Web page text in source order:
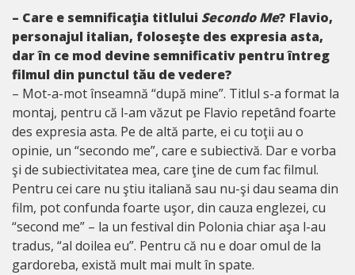
– Care e semnificaţia titlului Secondo Me? Flavio,
personajul italian, foloseşte des expresia asta,
dar în ce mod devine semnificativ pentru întreg
filmul din punctul tău de vedere?
– Mot-a-mot înseamnă “după mine”. Titlul s-a format la
montaj, pentru că l-am văzut pe Flavio repetând foarte
des expresia asta. Pe de altă parte, ei cu toţii au o
opinie, un “secondo me”, care e subiectivă. Dar e vorba
şi de subiectivitatea mea, care ţine de cum fac filmul.
Pentru cei care nu ştiu italiană sau nu-şi dau seama din
film, pot confunda foarte uşor, din cauza englezei, cu
“second me” – la un festival din Polonia chiar aşa l-au
tradus, “al doilea eu”. Pentru că nu e doar omul de la
gardoreba, există mult mai mult în spate.